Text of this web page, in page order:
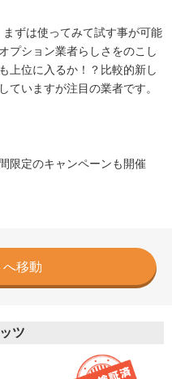
ずは使ってみて試す事が可能
プション業者らしさをのこし
上位に入るか！？比較的新し
ていますが注目の業者です。
限定のキャンペーンも開催
移動
ツ